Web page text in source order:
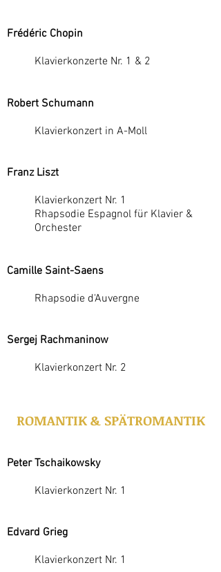
Frédéric Chopin
Klavierkonzerte Nr. 1 & 2
Robert Schumann
Klavierkonzert in A-Moll
Franz Liszt
Klavierkonzert Nr. 1
Rhapsodie Espagnol für Klavier &
Orchester
Camille Saint-Saens
Rhapsodie d'Auvergne
Sergej Rachmaninow
Klavierkonzert Nr. 2
ROMANTIK & SPÄTROMANTIK
Peter Tschaikowsky
Klavierkonzert Nr. 1
Edvard Grieg
Klavierkonzert Nr. 1